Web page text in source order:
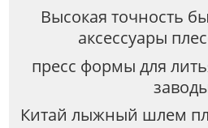
Высокая точность
аксессуары
пресс формы для
Китай лыжный шлем